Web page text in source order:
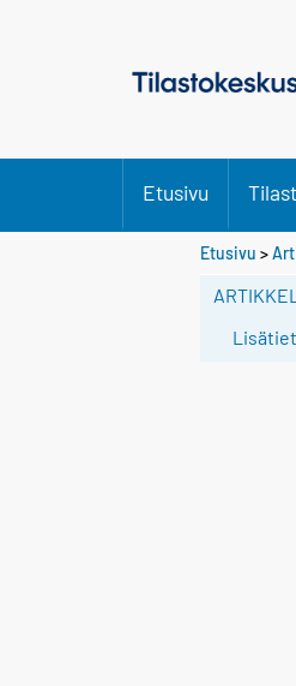
Etusivu
Etusivu >